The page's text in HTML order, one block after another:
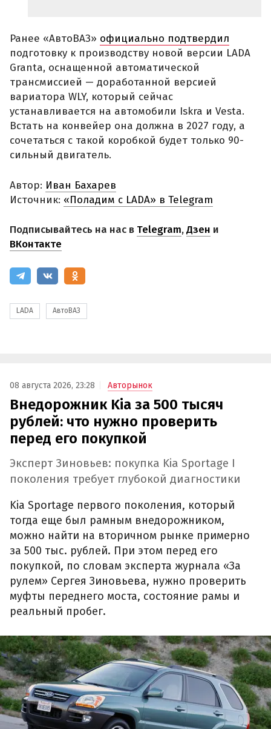
Ранее «АвтоВАЗ» официально подтвердил
подготовку к производству новой версии LADA
Granta, оснащенной автоматической
трансмиссией — доработанной версией
вариатора WLY, который сейчас
устанавливается на автомобили Iskra и Vesta.
Встать на конвейер она должна в 2027 году, а
сочетаться с такой коробкой будет только 90-
сильный двигатель.
Автор: Иван Бахарев
Источник: «Поладим с LADA» в Telegram
Подписывайтесь на нас в Telegram,Дзен и
ВКонтакте
LADA АвтоВАЗ
08 августа 2026, 23:28 Авторынок
Внедорожник Kia за 500 тысяч
рублей: что нужно проверить
перед его покупкой
Эксперт Зиновьев: покупка Kia Sportage I
поколения требует глубокой диагностики
Kia Sportage первого поколения, который
тогда еще был рамным внедорожником,
можно найти на вторичном рынке примерно
за 500 тыс. рублей. При этом перед его
покупкой, по словам эксперта журнала «За
рулем» Сергея Зиновьева, нужно проверить
муфты переднего моста, состояние рамы и
реальный пробег.